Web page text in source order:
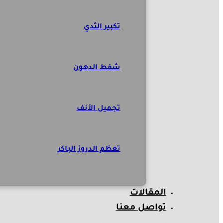
تكبير الثدي
شفط الدهون
تجميل الأنف
تعظم الدروز الباكر
المقالات
تواصل معنا